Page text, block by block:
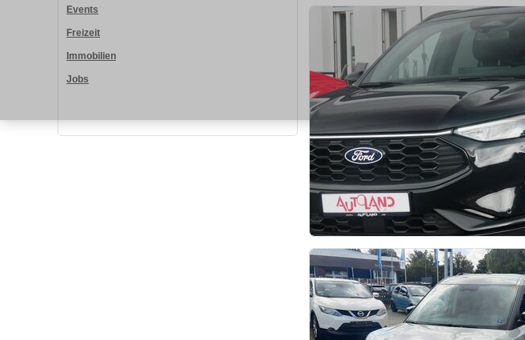
Events
Freizeit
Immobilien
Jobs